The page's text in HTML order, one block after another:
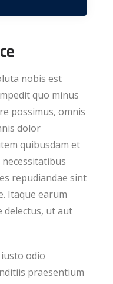
nobis est
quo minus
possimus, omnis
dolor
quibusdam et
repudiandae sint
Itaque earum
delectus, ut aut
odio
praesentium